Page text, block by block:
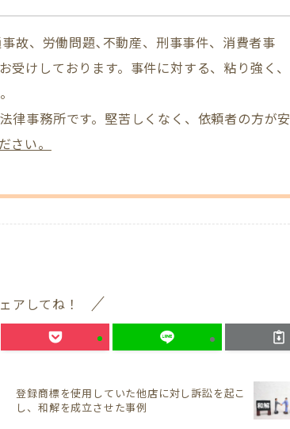
故、労働問題､不動産、刑事事件、消費者事
けしております。事件に対する、粘り強く、
律事務所です。堅苦しくなく、依頼者の方が安
さい。
アしてね！
登録商標を使用していた他店に対し訴訟を起こ
し、和解を成立させた事例